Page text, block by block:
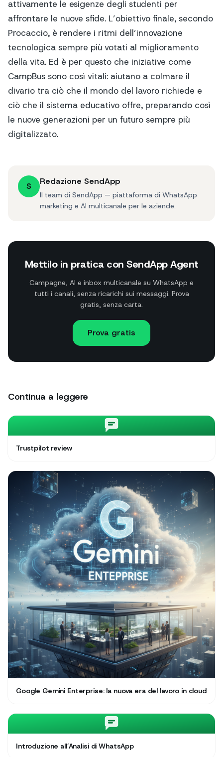
attivamente le esigenze degli studenti per
affrontare le nuove sfide. L’obiettivo finale, secondo
Procaccio, è rendere i ritmi dell’innovazione
tecnologica sempre più votati al miglioramento
della vita. Ed è per questo che iniziative come
CampBus sono così vitali: aiutano a colmare il
divario tra ciò che il mondo del lavoro richiede e
ciò che il sistema educativo offre, preparando così
le nuove generazioni per un futuro sempre più
digitalizzato.
S Redazione SendApp
Il team di SendApp — piattaforma di WhatsApp
marketing e AI multicanale per le aziende.
Mettilo in pratica con SendApp Agent
Campagne, AI e inbox multicanale su WhatsApp e
tutti i canali, senza ricarichi sui messaggi. Prova
gratis, senza carta.
Prova gratis
Continua a leggere
Trustpilot review
Google Gemini Enterprise: la nuova era del lavoro in cloud
Introduzione all’Analisi di WhatsApp